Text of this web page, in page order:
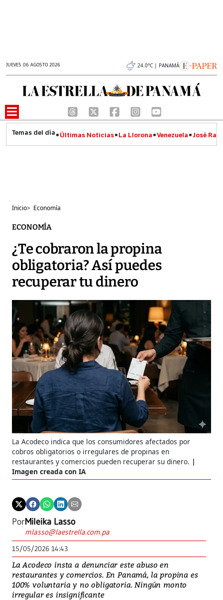
JUEVES 06 AGOSTO 2026 24.0°C | PANAMÁ
Últimas Noticias La Llorona Venezuela José
Inicio> Economía
ECONOMÍA
¿Te cobraron la propina
obligatoria? Así puedes
recuperar tu dinero
La Acodeco indica que los consumidores afectados por
cobros obligatorios o irregulares de propinas en
restaurantes y comercios pueden recuperar su dinero.
Imagen creada con IA
PorMileika Lasso
mlasso@laestrella.com.pa
15/05/2026 14:43
La Acodeco insta a denunciar este abuso en
restaurantes y comercios. En Panamá, la propina es
100% voluntaria y no obligatoria. Ningún monto
irregular es insignificante